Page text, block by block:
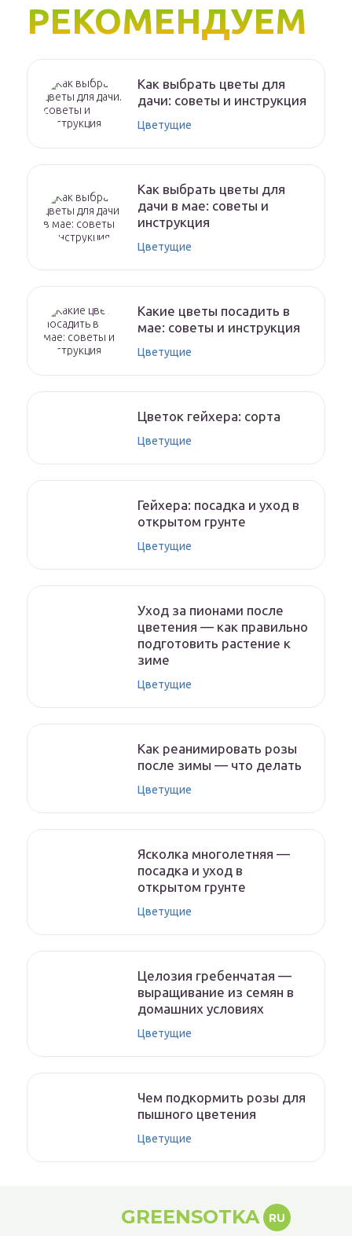
РЕКОМЕНДУЕМ
Как выбрать цветы для
дачи: советы и инструкция
Цветущие
Как выбрать цветы для
дачи в мае: советы и
инструкция
Цветущие
Какие цветы посадить в
мае: советы и инструкция
Цветущие
Цветок гейхера: сорта
Цветущие
Гейхера: посадка и уход в
открытом грунте
Цветущие
Уход за пионами после
цветения — как правильно
подготовить растение к
зиме
Цветущие
Как реанимировать розы
после зимы — что делать
Цветущие
Ясколка многолетняя —
посадка и уход в
открытом грунте
Цветущие
Целозия гребенчатая —
выращивание из семян в
домашних условиях
Цветущие
Чем подкормить розы для
пышного цветения
Цветущие
GREENSOTKA RU